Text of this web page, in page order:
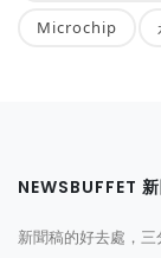
Microchip
NEWSBUFFET
新聞稿的好去處，三